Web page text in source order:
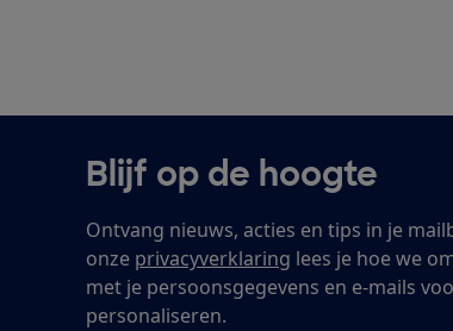
Blijf op de hoogte
Ontvang nieuws, acties en tips in je
onze privacyverklaring lees je hoe we
met je persoonsgegevens en e-mails
personaliseren.